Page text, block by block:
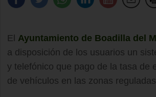
El Ayuntamiento de Boadilla del
a disposición de los usuarios un
y telefónico que pago de la tasa de
de vehículos en las zonas